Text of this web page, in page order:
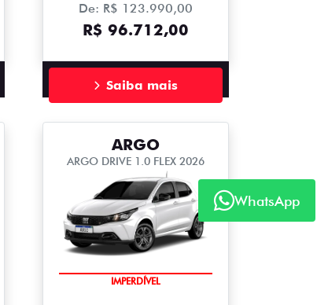
De: R$ 123.990,00
R$ 96.712,00
Saiba mais
ARGO
ARGO DRIVE 1.0 FLEX 2026
IMPERDÍVEL
WhatsApp